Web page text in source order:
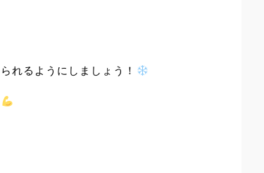
れるようにしましょう！